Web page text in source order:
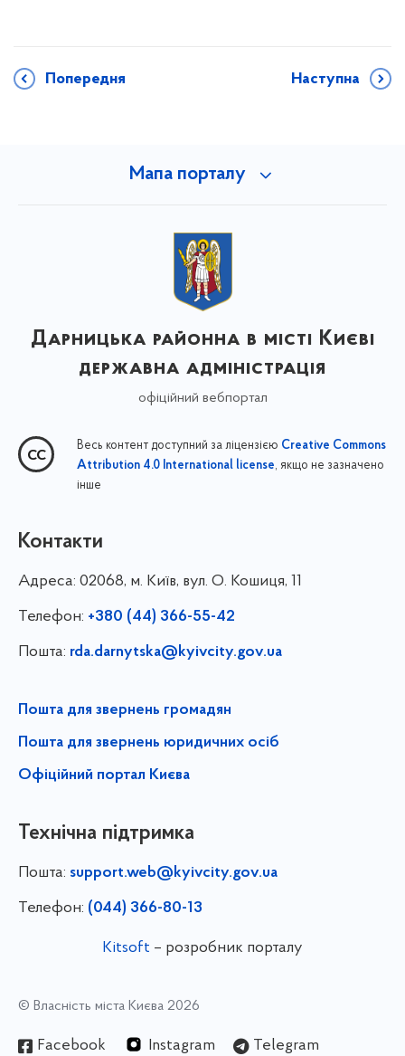
Попередня Наступна
Мапа порталу
Дарницька районна в місті Києві
державна адміністрація
офіційний вебпортал
Весь контент доступний за ліцензією Creative Commons
Attribution 4.0 International license, якщо не зазначено
інше
Контакти
Адреса: 02068, м. Київ, вул. О. Кошиця, 11
Телефон: +380 (44) 366-55-42
Пошта: rda.darnytska@kyivcity.gov.ua
Пошта для звернень громадян
Пошта для звернень юридичних осіб
Офіційний портал Києва
Технічна підтримка
Пошта: support.web@kyivcity.gov.ua
Телефон: (044) 366-80-13
Kitsoft – розробник порталу
© Власність міста Києва 2026
Facebook Instagram Telegram